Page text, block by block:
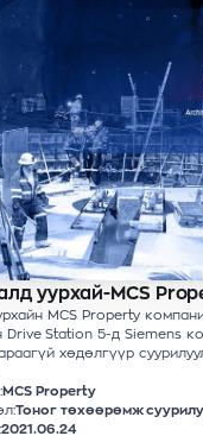
уурхай-MCS
MCS Property
Drive Station 5-д Siemens
хөдөлгүүр
MCS Property
Тоног төхөөрөмж
2021.06.24